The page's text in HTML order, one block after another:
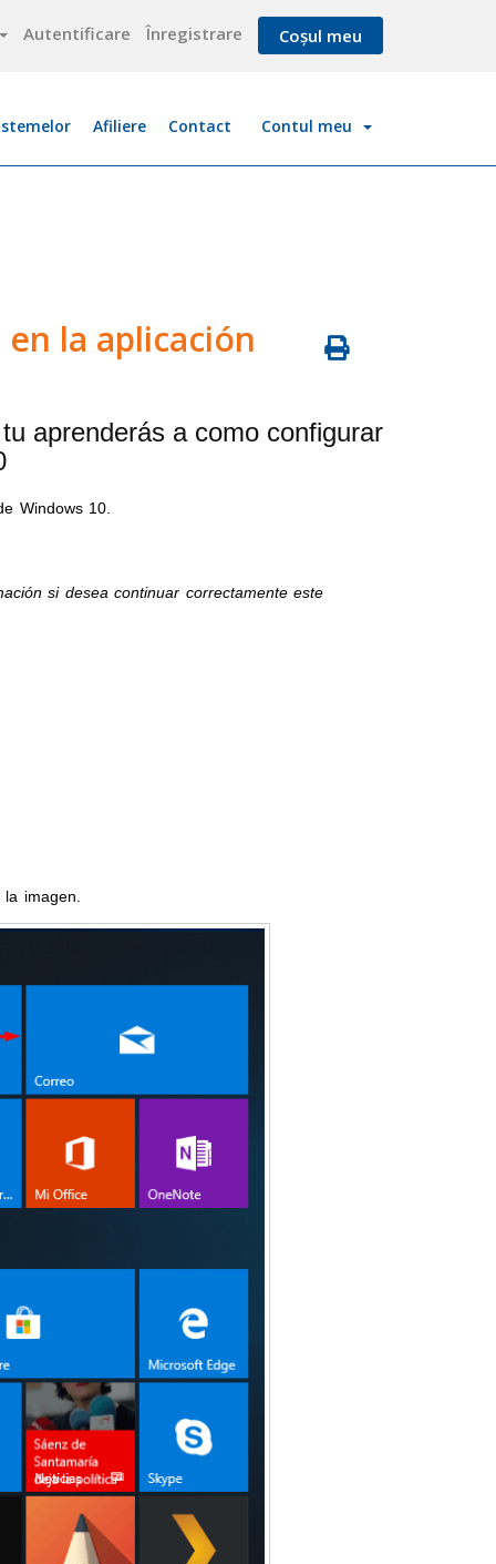
Autentificare Înregistrare Coșul meu
Afiliere Contact Contul meu
la aplicación
aprenderás a como configurar
Windows 10.
si desea continuar correctamente este
imagen.